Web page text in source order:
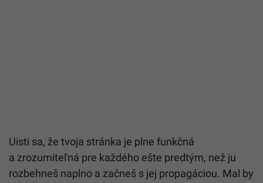
Uisti sa, že tvoja stránka je plne funkčná
a zrozumiteľná pre každého ešte predtým, než ju
rozbehneš naplno a začneš s jej propagáciou. Mal by